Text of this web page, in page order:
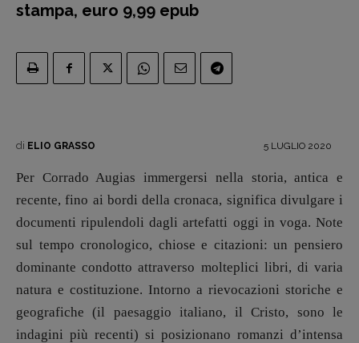
Interviste
RUBRICHE
Archeologie del
presente
Fumetti
Libro & Film
Pulp for kids
Opera prima
stampa, euro 9,99 epub
di ELIO GRASSO 5 LUGLIO 2020
Per Corrado Augias immergersi nella storia, antica e
recente, fino ai bordi della cronaca, significa divulgare i
documenti ripulendoli dagli artefatti oggi in voga. Note
sul tempo cronologico, chiose e citazioni: un pensiero
dominante condotto attraverso molteplici libri, di varia
natura e costituzione. Intorno a rievocazioni storiche e
geografiche (il paesaggio italiano, il Cristo, sono le
indagini più recenti) si posizionano romanzi d’intensa